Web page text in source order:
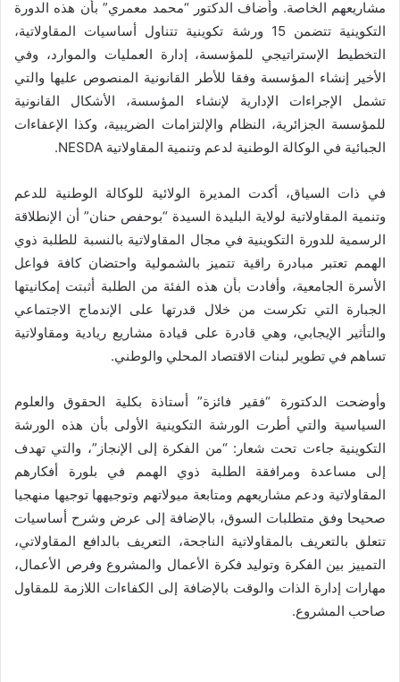
مشاريعهم الخاصة. وأضاف الدكتور “محمد معمري” بأن هذه الدورة
التكوينية تتضمن 15 ورشة تكوينية تتناول أساسيات المقاولاتية،
التخطيط الإستراتيجي للمؤسسة، إدارة العمليات والموارد، وفي
الأخير إنشاء المؤسسة وفقا للأطر القانونية المنصوص عليها والتي
تشمل الإجراءات الإدارية لإنشاء المؤسسة، الأشكال القانونية
للمؤسسة الجزائرية، النظام والإلتزامات الضريبية، وكذا الإعفاءات
الجبائية في الوكالة الوطنية لدعم وتنمية المقاولاتية NESDA.
في ذات السياق، أكدت المديرة الولائية للوكالة الوطنية للدعم
وتنمية المقاولاتية لولاية البليدة السيدة “بوحفص حنان” أن الإنطلاقة
الرسمية للدورة التكوينية في مجال المقاولاتية بالنسبة للطلبة ذوي
الهمم تعتبر مبادرة راقية تتميز بالشمولية واحتضان كافة فواعل
الأسرة الجامعية، وأفادت بأن هذه الفئة من الطلبة أثبتت إمكانيتها
الجبارة التي تكرست من خلال قدرتها على الإندماج الاجتماعي
والتأثير الإيجابي، وهي قادرة على قيادة مشاريع ريادية ومقاولاتية
تساهم في تطوير لبنات الاقتصاد المحلي والوطني.
وأوضحت الدكتورة “فقير فائزة” أستاذة بكلية الحقوق والعلوم
السياسية والتي أطرت الورشة التكوينية الأولى بأن هذه الورشة
التكوينية جاءت تحت شعار: “من الفكرة إلى الإنجاز”، والتي تهدف
إلى مساعدة ومرافقة الطلبة ذوي الهمم في بلورة أفكارهم
المقاولاتية ودعم مشاريعهم ومتابعة ميولاتهم وتوجيهها توجيها منهجيا
صحيحا وفق متطلبات السوق، بالإضافة إلى عرض وشرح أساسيات
تتعلق بالتعريف بالمقاولاتية الناجحة، التعريف بالدافع المقاولاتي،
التمييز بين الفكرة وتوليد فكرة الأعمال والمشروع وفرص الأعمال،
مهارات إدارة الذات والوقت بالإضافة إلى الكفاءات اللازمة للمقاول
صاحب المشروع.